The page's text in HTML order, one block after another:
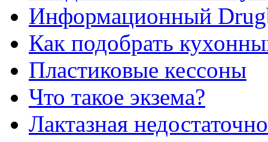
Информационный
Как подобрать
Пластиковые кессоны
Что такое экзема?
Лактазная